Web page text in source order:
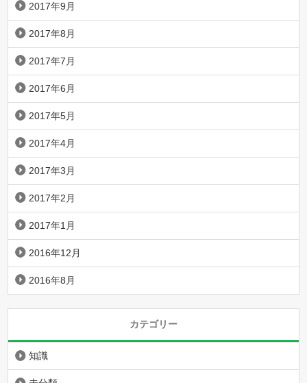
2017年9月
2017年8月
2017年7月
2017年6月
2017年5月
2017年4月
2017年3月
2017年2月
2017年1月
2016年12月
2016年8月
カテゴリー
知識